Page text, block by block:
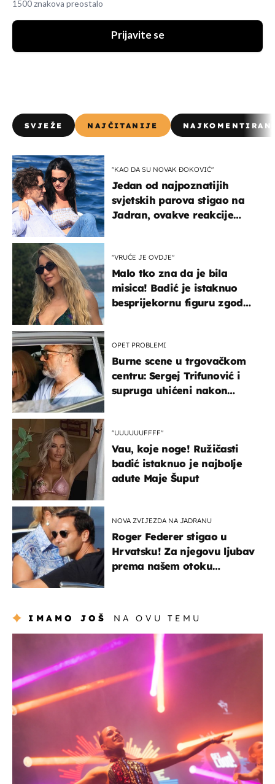
1500 znakova preostalo
Prijavite se
SVJEŽE NAJČITANIJE
"KAO DA SU NOVAK ĐOKOVIĆ"
Jedan od najpoznatijih
svjetskih parova stigao na
Jadran, ovakve reakcije
"VRUĆE JE OVDJE"
Malo tko zna da je bila
misica! Badić je istaknuo
besprijekornu figuru zgodne
OPET PROBLEMI
Burne scene u trgovačkom
centru: Sergej Trifunović i
supruga uhićeni nakon
"UUUUUUFFFF"
Vau, koje noge! Ružičasti
badić istaknuo je najbolje
adute Maje Šuput
NOVA ZVIJEZDA NA JADRANU
Roger Federer stigao u
Hrvatsku! Za njegovu ljubav
prema našem otoku
IMAMO JOŠ NA OVU TEMU